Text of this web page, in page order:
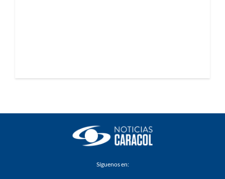
Síguenos en: